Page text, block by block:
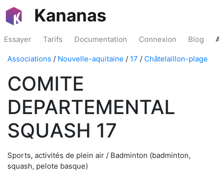
Kananas
Essayer Tarifs Documentation Connexion Blog
Associations / Nouvelle-aquitaine / 17 / Châtelaillon-plage
COMITE
DEPARTEMENTAL
SQUASH 17
Sports, activités de plein air / Badminton (badminton,
squash, pelote basque)